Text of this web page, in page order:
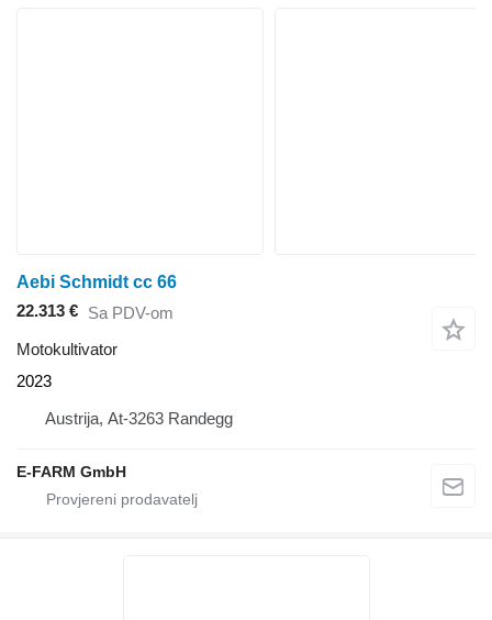
Aebi Schmidt cc 66
22.313 € Sa PDV-om
Motokultivator
2023
Austrija, At-3263 Randegg
E-FARM GmbH